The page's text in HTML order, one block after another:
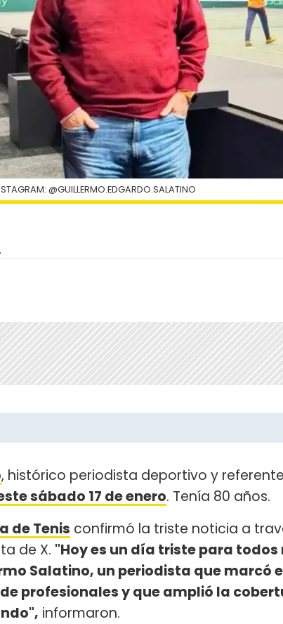
@GUILLERMO.EDGARDO.SALATINO
, histórico periodista deportivo y
sábado 17 de enero. Tenía 80 años.
de Tenis confirmó la triste noticia a
de X. "Hoy es un día triste para todos
Salatino, un periodista que marcó
profesionales y que amplió la
informaron.